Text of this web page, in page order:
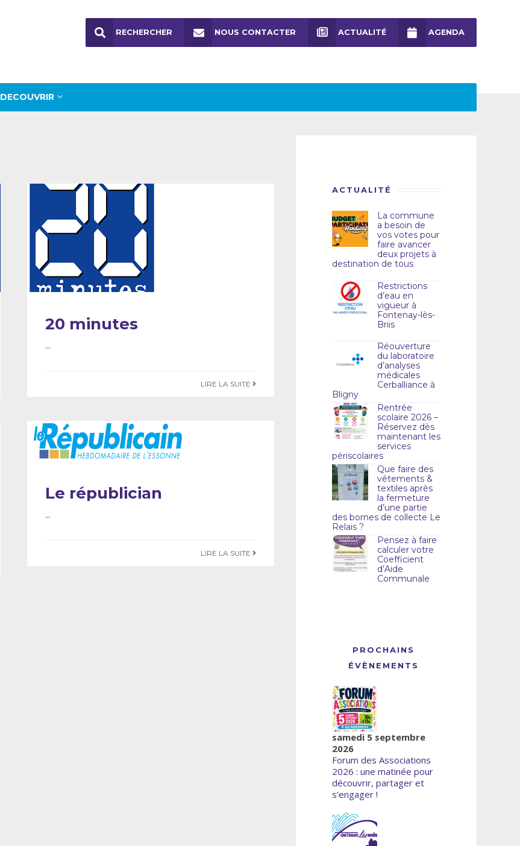
DECOUVRIR
RECHERCHER NOUS CONTACTER ACTUALITÉ AGENDA
20 minutes
...
LIRE LA SUITE
Le républician
...
LIRE LA SUITE
ACTUALITÉ
La commune
a besoin de
vos votes pour
faire avancer
deux projets à
destination de tous
Restrictions
d’eau en
vigueur à
Fontenay-lès-
Briis
Réouverture
du laboratoire
d’analyses
médicales
Cerballiance à
Bligny
Rentrée
scolaire 2026 –
Réservez dès
maintenant les
services
périscolaires
Que faire des
vêtements &
textiles après
la fermeture
d’une partie
des bornes de collecte Le
Relais ?
Pensez à faire
calculer votre
Coefficient
d’Aide
Communale
PROCHAINS
ÉVÈNEMENTS
samedi 5 septembre
2026
Forum des Associations
2026 : une matinée pour
découvrir, partager et
s’engager !